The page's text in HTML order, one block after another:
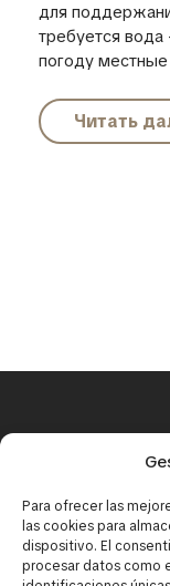
Para ofrecer las
las cookies para
dispositivo. El
procesar datos como
для
требуется
погоду
Читать